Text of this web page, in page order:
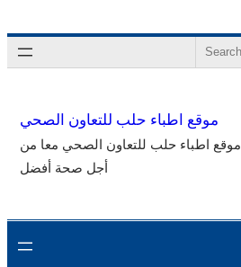
to
content
Search
موقع اطباء حلب للتعاون الصحي
موقع اطباء حلب للتعاون الصحي معا من
أجل صحة أفضل